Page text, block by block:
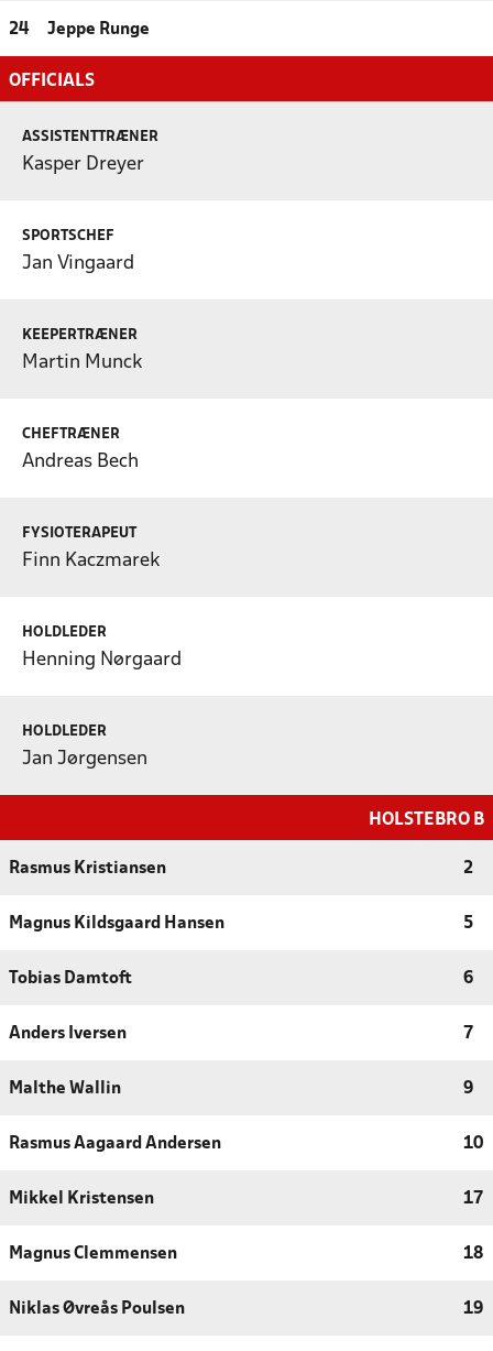
24 Jeppe Runge
OFFICIALS
ASSISTENTTRÆNER
Kasper Dreyer
SPORTSCHEF
Jan Vingaard
KEEPERTRÆNER
Martin Munck
CHEFTRÆNER
Andreas Bech
FYSIOTERAPEUT
Finn Kaczmarek
HOLDLEDER
Henning Nørgaard
HOLDLEDER
Jan Jørgensen
HOLSTEBRO B
Rasmus Kristiansen 2
Magnus Kildsgaard Hansen 5
Tobias Damtoft 6
Anders Iversen 7
Malthe Wallin 9
Rasmus Aagaard Andersen 10
Mikkel Kristensen 17
Magnus Clemmensen 18
Niklas Øvreås Poulsen 19